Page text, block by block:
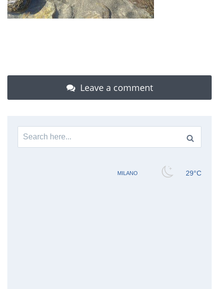
Leave a comment
Search
for: